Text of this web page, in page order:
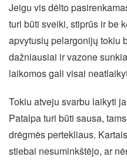
Jeigu vis dėlto
turi būti sveiki, stiprūs ir be
apvytusių pelargonijų tokiu
dažniausiai ir vazone
laikomos gali visai
Tokiu atveju svarbu laikyti
Patalpa turi būti sausa,
drėgmės pertekliaus.
stiebai nesuminkštėjo, ar